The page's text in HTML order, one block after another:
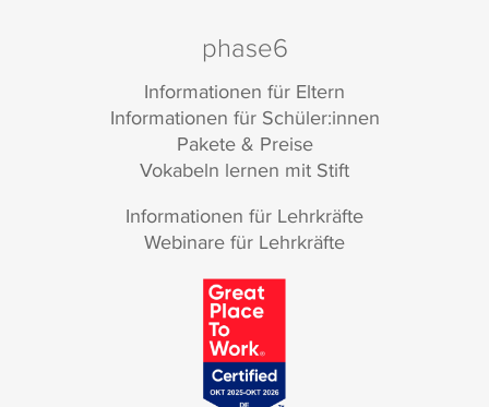
phase6
Informationen für Eltern
Informationen für Schüler:innen
Pakete & Preise
Vokabeln lernen mit Stift
Informationen für Lehrkräfte
Webinare für Lehrkräfte